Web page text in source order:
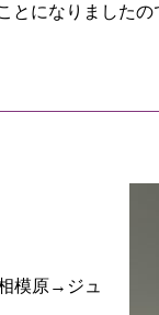
になりましたの
模原→ジュ